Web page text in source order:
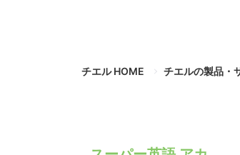
チエル HOME チエルの製品・